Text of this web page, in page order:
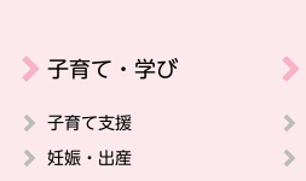
子育て・学び
子育て支援
妊娠・出産